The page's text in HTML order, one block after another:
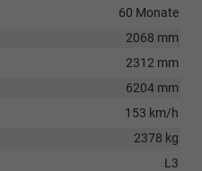
60 Monate
2068 mm
2312 mm
6204 mm
153 km/h
2378 kg
L3